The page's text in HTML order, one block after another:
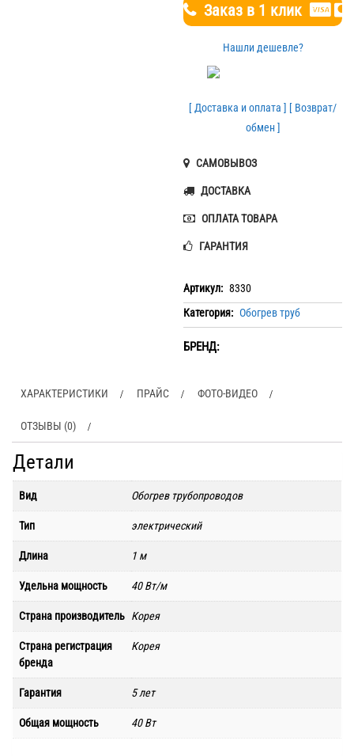
Заказ в 1 клик
Нашли дешевле?
[ Доставка и оплата ] [ Возврат/
обмен ]
САМОВЫВОЗ
ДОСТАВКА
ОПЛАТА ТОВАРА
ГАРАНТИЯ
Артикул: 8330
Категория: Обогрев труб
БРЕНД:
ХАРАКТЕРИСТИКИ ПРАЙС ФОТО-ВИДЕО
ОТЗЫВЫ (0)
Детали
Вид Обогрев трубопроводов
Тип электрический
Длина 1 м
Удельна мощность 40 Вт/м
Страна производитель Корея
Страна регистрация
бренда
Корея
Гарантия 5 лет
Общая мощность 40 Вт